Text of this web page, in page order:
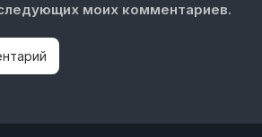
моих комментариев.